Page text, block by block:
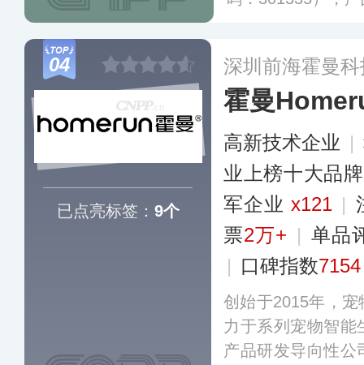
涉及到几十多个国
04
已点亮标签： 9个
深圳前海霍曼
霍曼
高新技术企业 |
业上榜十大品牌
军企业 x121 |
票2万+ | 单品
| 口碑指数7154
创始于2015年，
力于系列宠物智能
产品研发导向性公